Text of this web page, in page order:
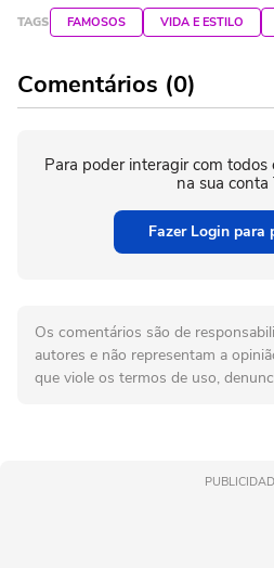
TAGS FAMOSOS VIDA E ESTILO
Comentários (0)
Para poder interagir com todos
na sua conta
Fazer Login para
Os comentários são de
autores e não representam a
que viole os termos de uso,